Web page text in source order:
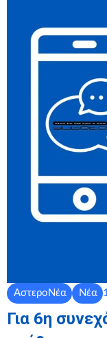
ΑστεροΝέα Νέα
Για 6η